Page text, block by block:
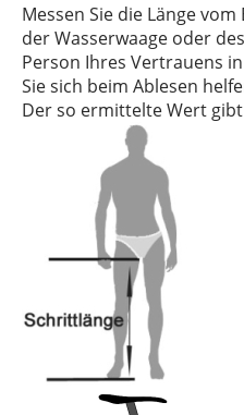
Messen Sie die Länge
der Wasserwaage oder
Person Ihres Vertrauens
Sie sich beim Ablesen
Der so ermittelte Wert